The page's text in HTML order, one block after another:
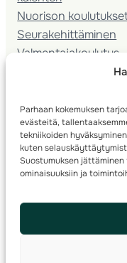
Parhaan kokemuksen
evästeitä,
tekniikoiden
kuten
Suostumuksen
ominaisuuksiin ja
Nuorison
Seura­kehittäminen
Valmentaja­koulutus
© 2025 ·Suomen
info(a)suunnistusliitto.fi,